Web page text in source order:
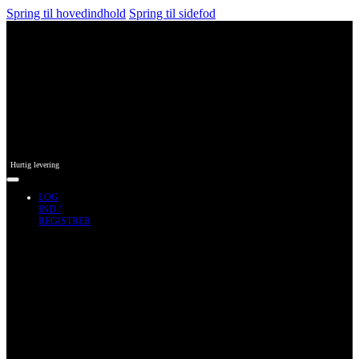
Spring til hovedindhold Spring til sidefod
Hurtig levering
LOG
IND /
REGISTRER